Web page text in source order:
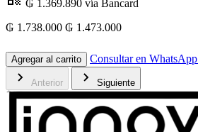
₲ 1.369.890 vía Bancard
₲ 1.738.000 ₲ 1.473.000
Agregar al carrito Consultar en WhatsApp
Anterior Siguiente